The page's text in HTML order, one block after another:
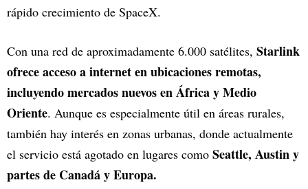
rápido crecimiento de SpaceX.
Con una red de aproximadamente 6.000 satélites, Starlink
ofrece acceso a internet en ubicaciones remotas,
incluyendo mercados nuevos en África y Medio
Oriente. Aunque es especialmente útil en áreas rurales,
también hay interés en zonas urbanas, donde actualmente
el servicio está agotado en lugares como Seattle, Austin y
partes de Canadá y Europa.